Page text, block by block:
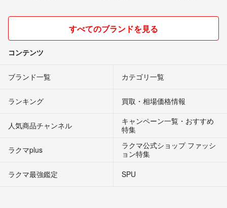
すべてのブランドを見る
コンテンツ
ブランド一覧 カテゴリ一覧
ランキング 買取・相場価格情報
人気商品チャンネル
キャンペーン一覧・おすすめ
特集
ラクマplus
ラクマ公式ショップ ファッシ
ョン特集
ラクマ最強鑑定
SPU